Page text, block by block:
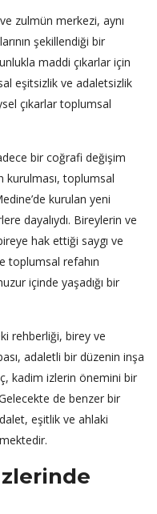
zulmün merkezi, aynı
şekillendiği bir
maddi çıkarlar için
eşitsizlik ve adaletsizlik
çıkarlar toplumsal
bir coğrafi değişim
kurulması, toplumsal
kurulan yeni
dayalıydı. Bireylerin ve
hak ettiği saygı ve
toplumsal refahın
içinde yaşadığı bir
rehberliği, birey ve
adaletli bir düzenin inşa
kadim izlerin önemini bir
de benzer bir
eşitlik ve ahlaki